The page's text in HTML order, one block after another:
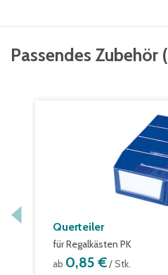
Passendes Zubehör (
Querteiler
für Regalkästen PK
ab 0,85 €/ Stk.